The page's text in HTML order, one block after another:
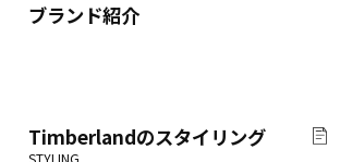
ブランド紹介
Timberlandのスタイリング